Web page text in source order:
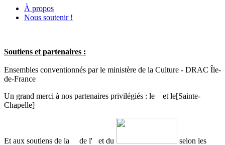
À propos
Nous soutenir !
Soutiens et partenaires :
Ensembles conventionnés par le ministère de la Culture - DRAC Île-
de-France
Un grand merci à nos partenaires privilégiés : le
et le[Sainte-
Chapelle]
Et aux soutiens de la de l' et du selon les